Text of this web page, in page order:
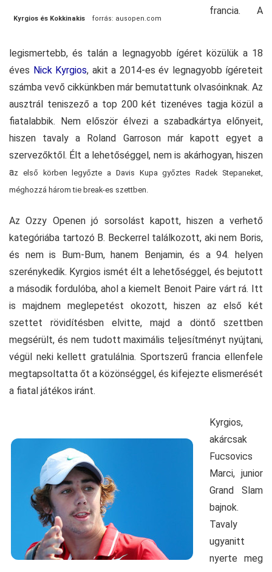
Kyrgios és Kokkinakis forrás: ausopen.com
francia. A
legismertebb, és talán a legnagyobb ígéret közülük a 18
éves Nick Kyrgios, akit a 2014-es év legnagyobb ígéreteit
számba vevő cikkünkben már bemutattunk olvasóinknak. Az
ausztrál teniszező a top 200 két tizenéves tagja közül a
fiatalabbik. Nem először élvezi a szabadkártya előnyeit,
hiszen tavaly a Roland Garroson már kapott egyet a
szervezőktől. Élt a lehetőséggel, nem is akárhogyan, hiszen
az első körben legyőzte a Davis Kupa győztes Radek Stepaneket,
méghozzá három tie break-es szettben.
Az Ozzy Openen jó sorsolást kapott, hiszen a verhető
kategóriába tartozó B. Beckerrel találkozott, aki nem Boris,
és nem is Bum-Bum, hanem Benjamin, és a 94. helyen
szerénykedik. Kyrgios ismét élt a lehetőséggel, és bejutott
a második fordulóba, ahol a kiemelt Benoit Paire várt rá. Itt
is majdnem meglepetést okozott, hiszen az első két
szettet rövidítésben elvitte, majd a döntő szettben
megsérült, és nem tudott maximális teljesítményt nyújtani,
végül neki kellett gratulálnia. Sportszerű francia ellenfele
megtapsoltatta őt a közönséggel, és kifejezte elismerését
a fiatal játékos iránt.
Kyrgios,
akárcsak
Fucsovics
Marci, junior
Grand Slam
bajnok.
Tavaly
ugyanitt
nyerte meg